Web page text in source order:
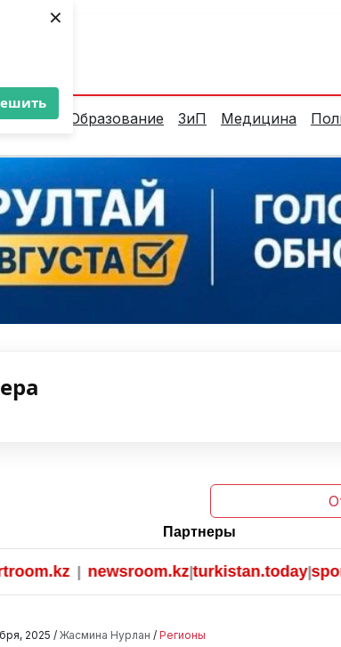
×
Образование ЗиП Медицина
Партнеры
|newsroom.kz|turkistan.today|
2025 / Жасмина Нурлан / Регионы